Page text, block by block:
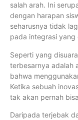
salah arah. Ini
dengan harapan
seharusnya tidak
pada integrasi yang
Seperti yang
terbesarnya adalah
bahwa
Ketika sebuah
tak akan pernah
Daripada terjebak